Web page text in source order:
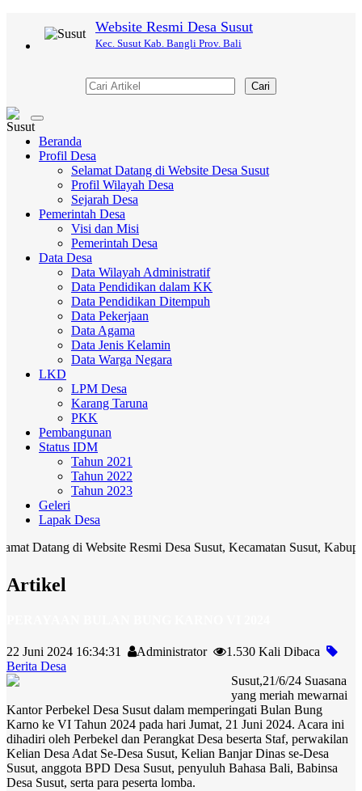
Website Resmi Desa Susut
Kec. Susut Kab. Bangli Prov. Bali
Cari
Toggle
navigation
Beranda
Profil Desa
Selamat Datang di Website Desa Susut
Profil Wilayah Desa
Sejarah Desa
Pemerintah Desa
Visi dan Misi
Pemerintah Desa
Data Desa
Data Wilayah Administratif
Data Pendidikan dalam KK
Data Pendidikan Ditempuh
Data Pekerjaan
Data Agama
Data Jenis Kelamin
Data Warga Negara
LKD
LPM Desa
Karang Taruna
PKK
Pembangunan
Status IDM
Tahun 2021
Tahun 2022
Tahun 2023
Geleri
Lapak Desa
di Website Resmi Desa Susut, Kecamatan Susut, Kabupaten
Artikel
22 Juni 2024 16:34:31 Administrator
1.530 Kali Dibaca
Berita Desa
Susut,21/6/24 Suasana
yang meriah mewarnai
Kantor Perbekel Desa Susut dalam memperingati Bulan Bung
Karno ke VI Tahun 2024 pada hari Jumat, 21 Juni 2024. Acara ini
dihadiri oleh Perbekel dan Perangkat Desa beserta Staf, perwakilan
Kelian Desa Adat Se-Desa Susut, Kelian Banjar Dinas se-Desa
Susut, anggota BPD Desa Susut, penyuluh Bahasa Bali, Babinsa
Desa Susut, serta para peserta lomba.